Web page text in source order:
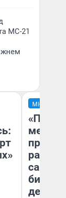
МС-21
МНЕНИЕ
самом